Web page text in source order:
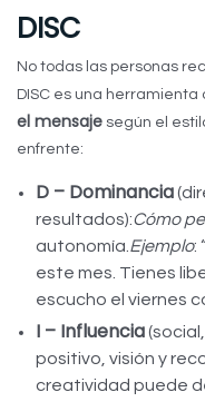
DISC
No todas las personas
DISC es una
el mensaje según el
enfrente:
D – Dominancia
resultados):Cómo
autonomía. Ejemplo:
este mes. Tienes
escucho el viernes
I – Influencia
positivo, visión y
creatividad puede